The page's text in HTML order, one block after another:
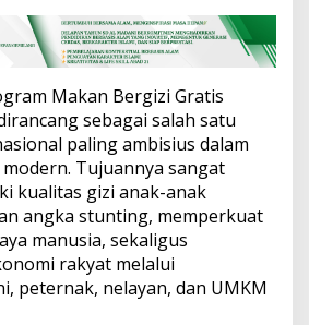
Makan Bergizi Gratis
sebagai salah satu
paling ambisius dalam
Tujuannya sangat
kualitas gizi anak-anak
angka stunting, memperkuat
manusia, sekaligus
rakyat melalui
peternak, nelayan, dan UMKM